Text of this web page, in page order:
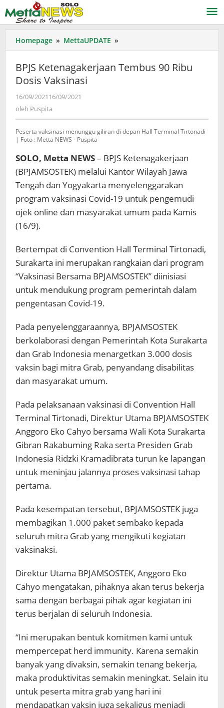
ke
konten
Homepage » MettaUPDATE »
Ketenagakerjaan
90
BPJS Ketenagakerjaan Tembus 90 Ribu
Dosis Vaksinasi
16/09/202116/09/2021
oleh Puspita
Peserta vaksinasi menunggu giliran di depan Hall Terminal Tirtonadi
| Foto : Metta NEWS - Puspita
SOLO, Metta NEWS– BPJS Ketenagakerjaan
(BPJAMSOSTEK) melalui Kantor Wilayah Jawa
Tengah dan Yogyakarta menyelenggarakan
program vaksinasi Covid-19 untuk pengemudi
ojek online dan masyarakat umum pada Kamis
(16/9).
Bertempat di Convention Hall Terminal Tirtonadi,
Surakarta ini merupakan rangkaian dari program
“Vaksinasi Bersama BPJAMSOSTEK” diinisiasi
untuk mendukung program pemerintah dalam
pengentasan Covid-19.
Pada penyelenggaraannya, BPJAMSOSTEK
berkolaborasi dengan Pemerintah Kota Surakarta
dan Grab Indonesia menargetkan 3.000 dosis
vaksin bagi mitra Grab, penyandang disabilitas
dan masyarakat umum.
Pada pelaksanaan vaksinasi di Convention Hall
Terminal Tirtonadi, Direktur Utama BPJAMSOSTEK
Anggoro Eko Cahyo bersama Wali Kota Surakarta
Gibran Rakabuming Raka serta Presiden Grab
Indonesia Ridzki Kramadibrata turun ke lapangan
untuk meninjau jalannya proses vaksinasi tahap
pertama.
Pada kesempatan tersebut, BPJAMSOSTEK juga
membagikan 1.000 paket sembako kepada
seluruh mitra Grab yang mengikuti kegiatan
vaksinaksi.
Direktur Utama BPJAMSOSTEK, Anggoro Eko
Cahyo mengatakan, pihaknya akan terus bekerja
sama dengan berbagai pihak agar kegiatan ini
terus berjalan di seluruh Indonesia.
“Ini merupakan bentuk komitmen kami untuk
mempercepat herd immunity. Karena semakin
banyak yang divaksin, semakin tenang bekerja,
maka produktivitas semakin meningkat. Selain itu
untuk peserta mitra grab yang hari ini
mendapatkan vaksin juga sekaligus menjadi